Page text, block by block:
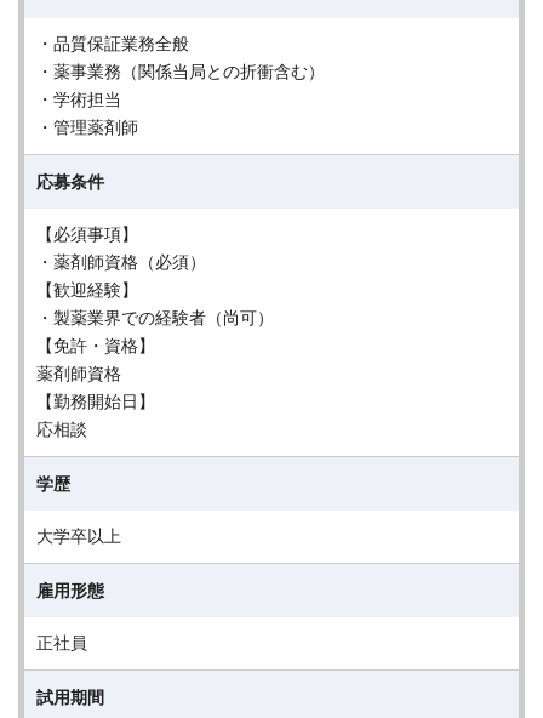
・品質保証業務全般
・薬事業務（関係当局との折衝含む）
・学術担当
・管理薬剤師
応募条件
【必須事項】
・薬剤師資格（必須）
【歓迎経験】
・製薬業界での経験者（尚可）
【免許・資格】
薬剤師資格
【勤務開始日】
応相談
学歴
大学卒以上
雇用形態
正社員
試用期間